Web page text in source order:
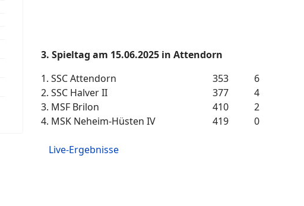
3. Spieltag am 15.06.2025 in Attendorn
1. SSC Attendorn 353
6
2. SSC Halver II 377
4
3. MSF Brilon 410
2
4. MSK Neheim-Hüsten IV 419 0
Live-Ergebnisse